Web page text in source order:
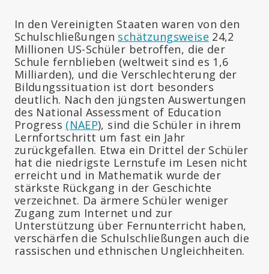
In den Vereinigten Staaten waren von den
Schulschließungen schätzungsweise 24,2
Millionen US-Schüler betroffen, die der
Schule fernblieben (weltweit sind es 1,6
Milliarden), und die Verschlechterung der
Bildungssituation ist dort besonders
deutlich. Nach den jüngsten Auswertungen
des National Assessment of Education
Progress (NAEP), sind die Schüler in ihrem
Lernfortschritt um fast ein Jahr
zurückgefallen. Etwa ein Drittel der Schüler
hat die niedrigste Lernstufe im Lesen nicht
erreicht und in Mathematik wurde der
stärkste Rückgang in der Geschichte
verzeichnet. Da ärmere Schüler weniger
Zugang zum Internet und zur
Unterstützung über Fernunterricht haben,
verschärfen die Schulschließungen auch die
rassischen und ethnischen Ungleichheiten.